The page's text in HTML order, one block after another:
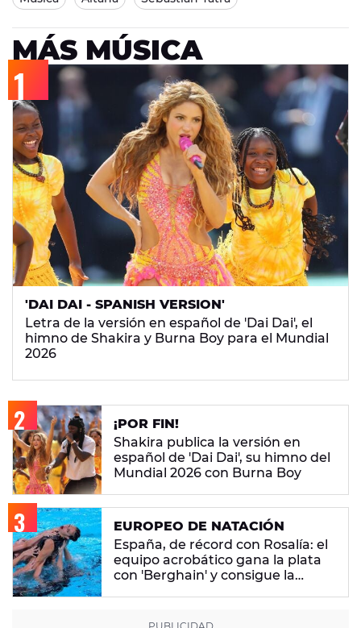
MÁS MÚSICA
'DAI DAI - SPANISH VERSION'
Letra de la versión en español de 'Dai Dai', el
himno de Shakira y Burna Boy para el Mundial
2026
¡POR FIN!
Shakira publica la versión en
español de 'Dai Dai', su himno del
Mundial 2026 con Burna Boy
EUROPEO DE NATACIÓN
España, de récord con Rosalía: el
equipo acrobático gana la plata
con 'Berghain' y consigue la